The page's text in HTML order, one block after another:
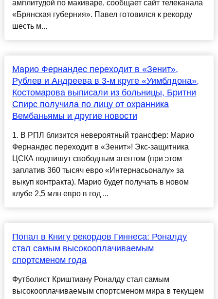
амплитудой по макиваре, сообщает сайт телеканала
«Брянская губерния». Павел готовился к рекорду
шесть м...
Марио Фернандес переходит в «Зенит»,
Рублев и Андреева в 3-м круге «Уимблдона»,
Костомарова выписали из больницы, Бритни
Спирс получила по лицу от охранника
Вембаньямы и другие новости
1. В РПЛ близится невероятный трансфер: Марио
Фернандес переходит в «Зенит»! Экс-защитника
ЦСКА подпишут свободным агентом (при этом
заплатив 360 тысяч евро «Интернасьоналу» за
выкуп контракта). Марио будет получать в новом
клубе 2,5 млн евро в год ...
Попал в Книгу рекордов Гиннеса: Роналду
стал самым высокооплачиваемым
спортсменом года
Футболист Криштиану Роналду стал самым
высокооплачиваемым спортсменом мира в текущем